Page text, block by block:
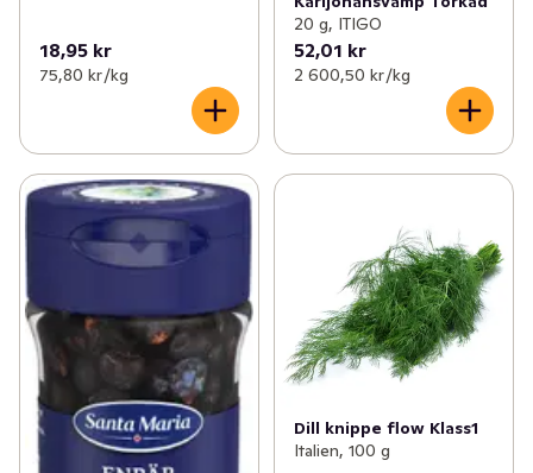
18,95 kr
75,80 kr /kg
20 g, ITIGO
52,01 kr
2 600,50 kr /kg
Dill knippe flow Klass1
Italien, 100 g